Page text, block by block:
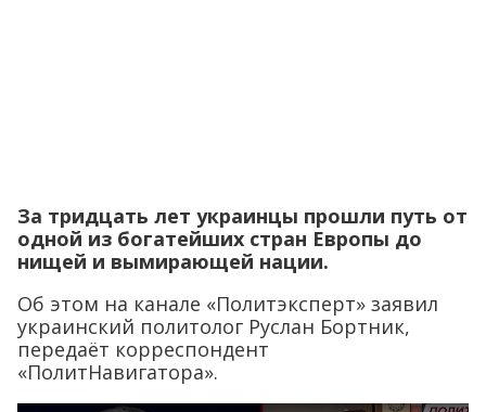
За тридцать лет украинцы прошли путь от
одной из богатейших стран Европы до
нищей и вымирающей нации.
Об этом на канале «Политэксперт» заявил
украинский политолог Руслан Бортник,
передаёт корреспондент
«ПолитНавигатора».